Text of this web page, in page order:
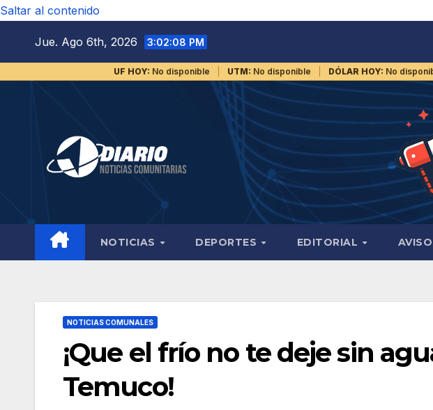
Saltar al contenido
Jue. Ago 6th, 2026 3:02:08 PM
UF HOY: No disponible UTM: No disponible DÓLAR HOY: No
NOTICIAS DEPORTES EDITORIAL
NOTICIAS COMUNALES
¡Que el frío no te deje sin
Temuco!